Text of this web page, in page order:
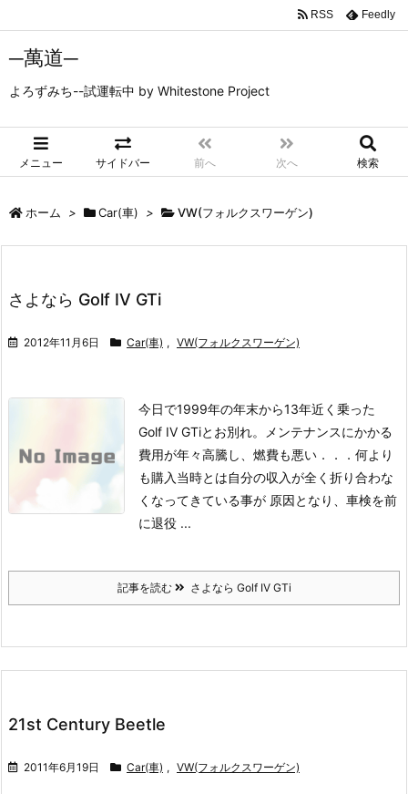
─萬道─
よろずみち--試運転中 by Whitestone Project
メニュー サイドバー 前へ 次へ 検索
RSS Feedly
ホーム > Car(車) > VW(フォルクスワーゲン)
さよなら Golf IV GTi
2012年11月6日 Car(車) , VW(フォルクスワーゲン)
今日で1999年の年末から13年近く乗った
Golf IV GTiとお別れ。
メンテナンスにかかる
費用が年々高騰し、燃費も悪い．．．何より
も購入当時とは自分の収入が全く折り合わな
くなってきている事が 原因となり、車検を前
に退役 ...
記事を読む さよなら Golf IV GTi
21st Century Beetle
2011年6月19日 Car(車) , VW(フォルクスワーゲン)